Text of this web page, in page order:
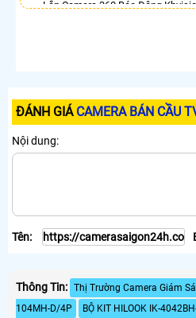
Lắp Camera 360 Báo Động
Camera Xoay 360 Hikvision
LẮP CAMERA THEO
Lắp Camera Văn Phòng Giá Rẻ
Lắp Camera Wifi Giá Rẻ Chính Hãng
Lắp Camera Công Trình Giá Rẻ
ĐÁNH GIÁ CAMERA BÁN CẦU
Nội dung:
Tên:
Thông Tin: Thị Trường Camera Giám
104MH-D/4P
BỘ KIT HILOOK IK-